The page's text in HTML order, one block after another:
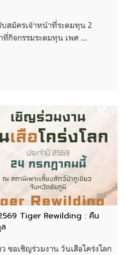
สมัครเจ้าหน้าที่ระดมทุน 2
กิจกรรมระดมทุน เพศ …
Tiger Rewilding : คืน
ขอเชิญร่วมงาน วันเสือโคร่งโลก